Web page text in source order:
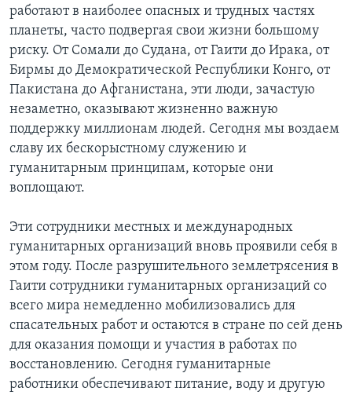
работают в наиболее опасных и трудных частях
планеты, часто подвергая свои жизни большому
риску. От Сомали до Судана, от Гаити до Ирака, от
Бирмы до Демократической Республики Конго, от
Пакистана до Афганистана, эти люди, зачастую
незаметно, оказывают жизненно важную
поддержку миллионам людей. Сегодня мы воздаем
славу их бескорыстному служению и
гуманитарным принципам, которые они
воплощают.
Эти сотрудники местных и международных
гуманитарных организаций вновь проявили себя в
этом году. После разрушительного землетрясения в
Гаити сотрудники гуманитарных организаций со
всего мира немедленно мобилизовались для
спасательных работ и остаются в стране по сей день
для оказания помощи и участия в работах по
восстановлению. Сегодня гуманитарные
работники обеспечивают питание, воду и другую